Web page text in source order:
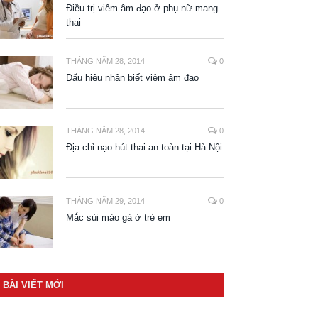
Điều trị viêm âm đạo ở phụ nữ mang
thai
THÁNG NĂM 28, 2014 0
Dấu hiệu nhận biết viêm âm đạo
THÁNG NĂM 28, 2014 0
Địa chỉ nạo hút thai an toàn tại Hà Nội
THÁNG NĂM 29, 2014 0
Mắc sùi mào gà ở trẻ em
BÀI VIẾT MỚI